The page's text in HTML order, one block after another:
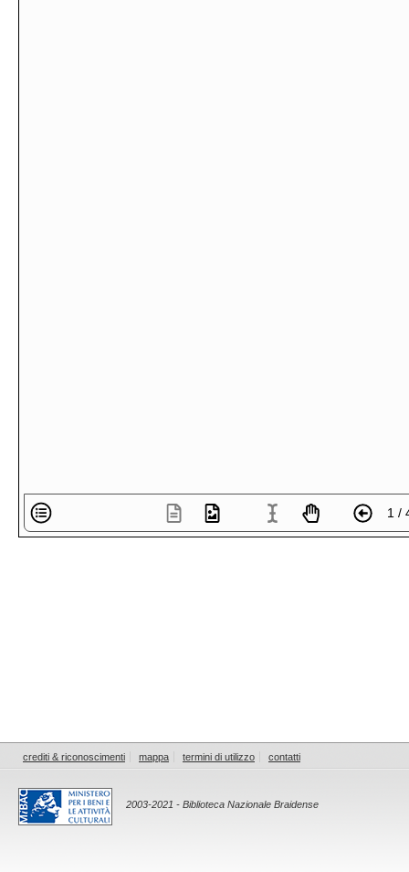
1 /
crediti & riconoscimenti mappa termini di utilizzo contatti
2003-2021 - Biblioteca Nazionale Braidense